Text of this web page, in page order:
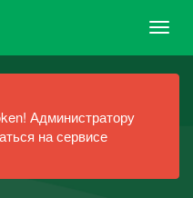
Администратору
на сервисе